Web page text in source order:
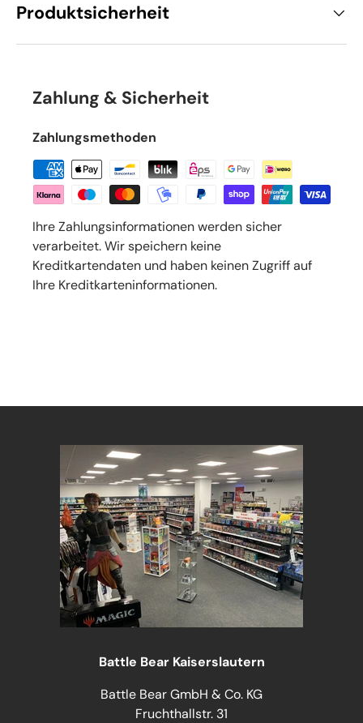
Produktsicherheit
Zahlung & Sicherheit
Zahlungsmethoden
Ihre Zahlungsinformationen werden sicher
verarbeitet. Wir speichern keine
Kreditkartendaten und haben keinen Zugriff auf
Ihre Kreditkarteninformationen.
Battle Bear Kaiserslautern
Battle Bear GmbH & Co. KG
Fruchthallstr. 31